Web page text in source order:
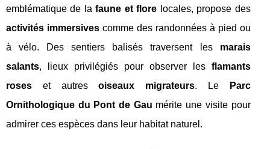
emblématique de lafaune et flore locales, propose des
activités immersivescomme des randonnées à pied ou
à vélo. Des sentiers balisés traversent les marais
salants, lieux privilégiés pour observer les flamants
roses et autresoiseaux migrateurs. Le
Parc
Ornithologique du Pont de Gau mérite une visite pour
admirer ces espèces dans leur habitat naturel.